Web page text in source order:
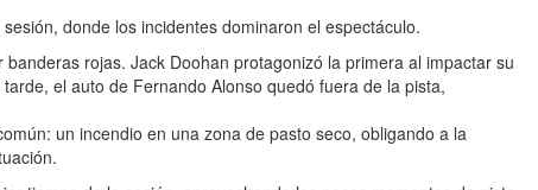
donde los incidentes dominaron el espectáculo.
rojas. Jack Doohan protagonizó la primera al impactar su
el auto de Fernando Alonso quedó fuera de la pista,
un incendio en una zona de pasto seco, obligando a la